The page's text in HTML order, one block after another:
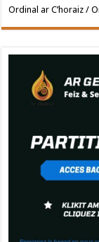
Ordinal ar C’horaiz /